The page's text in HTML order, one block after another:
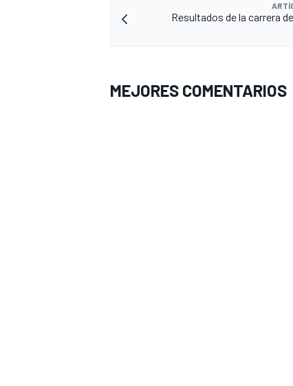
Resultados de la carrera
MEJORES COMENTARIOS